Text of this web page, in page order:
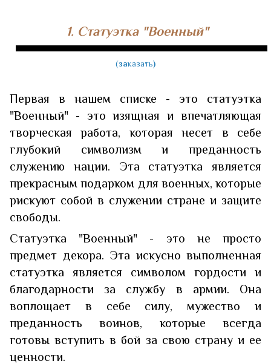
1. Статуэтка "Военный"
(заказать)
Первая в нашем списке - это статуэтка
"Военный" - это изящная и впечатляющая
творческая работа, которая несет в себе
глубокий символизм и преданность
служению нации. Эта статуэтка является
прекрасным подарком для военных, которые
рискуют собой в служении стране и защите
свободы.
Статуэтка "Военный" - это не просто
предмет декора. Эта искусно выполненная
статуэтка является символом гордости и
благодарности за службу в армии. Она
воплощает в себе силу, мужество и
преданность воинов, которые всегда
готовы вступить в бой за свою страну и ее
ценности.